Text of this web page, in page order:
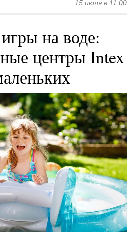
15 июля в 11:00
на воде:
центры Intex